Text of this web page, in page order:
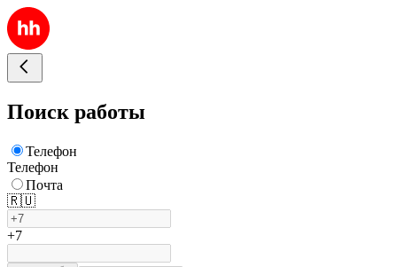
Поиск работы
Телефон
Телефон
Почта
🇷🇺
+7